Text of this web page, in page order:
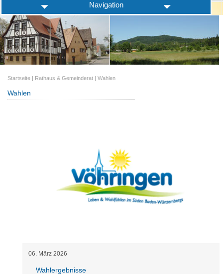
Navigation
Startseite | Rathaus & Gemeinderat | Wahlen
Wahlen
06 März 2026
Wahlergebnisse